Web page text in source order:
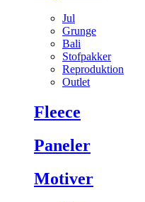
Jul
Grunge
Bali
Stofpakker
Reproduktion
Outlet
Fleece
Paneler
Motiver